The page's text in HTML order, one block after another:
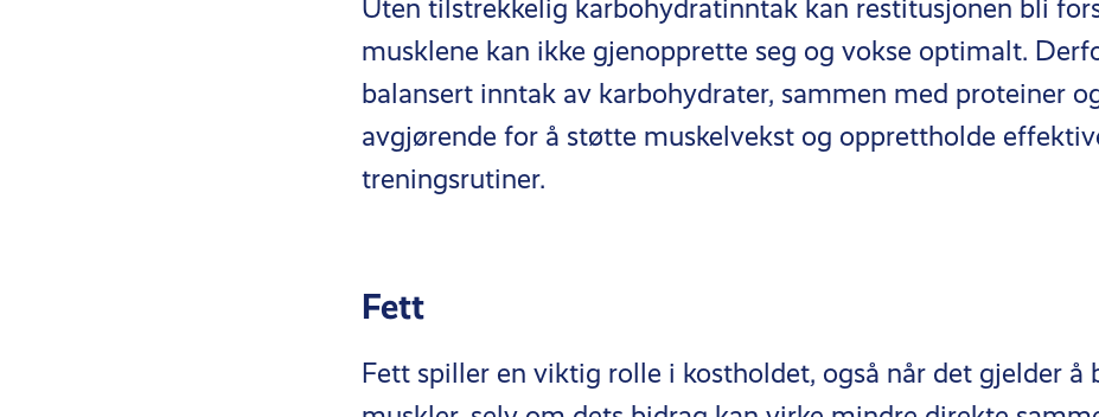
Uten tilstrekkelig karbohydratinntak kan restitusjonen bli
musklene kan ikke gjenopprette seg og vokse optimalt.
balansert inntak av karbohydrater, sammen med proteiner
avgjørende for å støtte muskelvekst og opprettholde
treningsrutiner.
Fett
Fett spiller en viktig rolle i kostholdet, også når det gjelder å